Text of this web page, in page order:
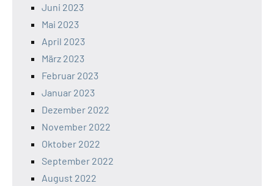
Juni 2023
Mai 2023
April 2023
März 2023
Februar 2023
Januar 2023
Dezember 2022
November 2022
Oktober 2022
September 2022
August 2022